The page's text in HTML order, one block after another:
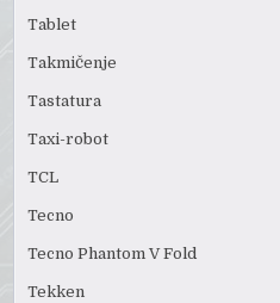
Tablet
Takmičenje
Tastatura
Taxi-robot
TCL
Tecno
Tecno Phantom V Fold
Tekken